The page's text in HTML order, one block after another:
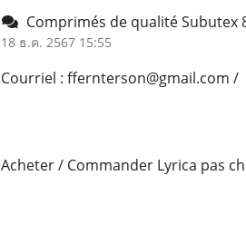
Comprimés de qualité Subutex
18 ธ.ค. 2567 15:55
Courriel : ffernterson@gmail.com /
Acheter / Commander Lyrica pas